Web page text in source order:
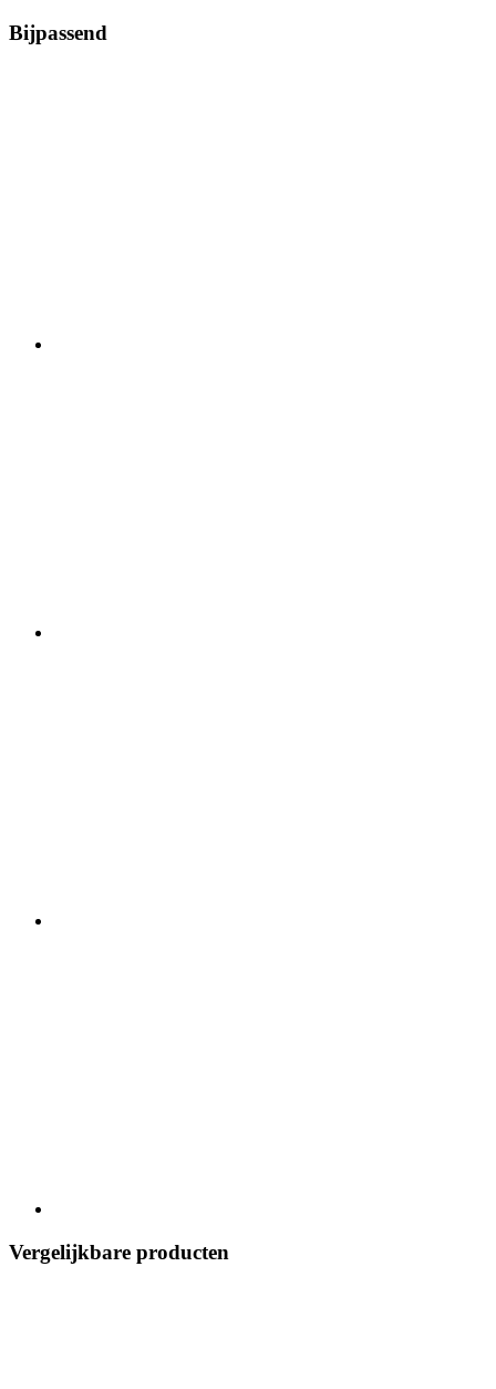
Bijpassend
Vergelijkbare producten